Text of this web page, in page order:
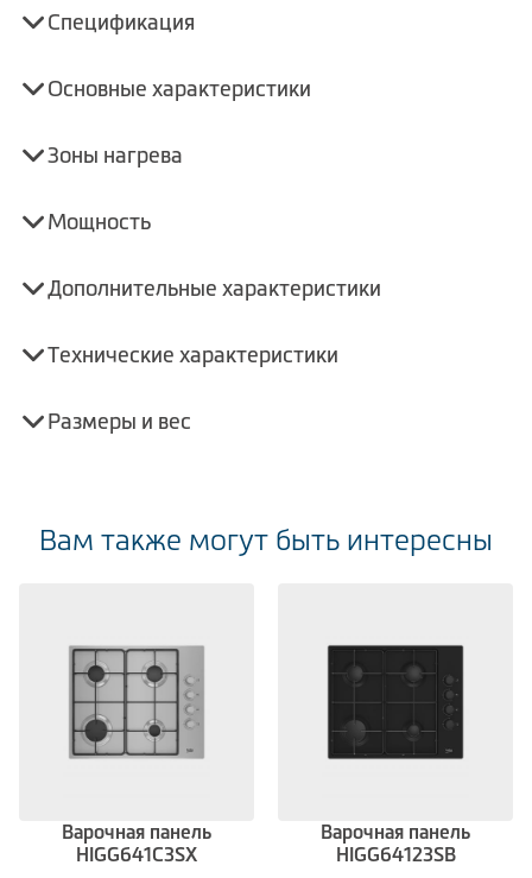
Спецификация
Основные характеристики
Зоны нагрева
Мощность
Дополнительные характеристики
Технические характеристики
Размеры и вес
Вам также могут быть интересны
Варочная панель
HIGG641C3SX
Варочная панель
HIGG64123SB